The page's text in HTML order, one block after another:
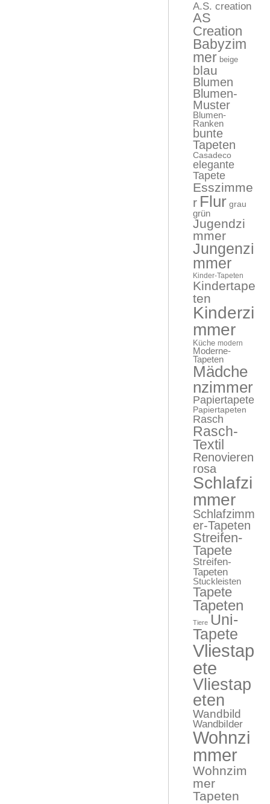
A.S. creation
AS
Creation
Babyzim
mer beige
blau
Blumen
Blumen-
Muster
Blumen-
Ranken
bunte
Tapeten
Casadeco
elegante
Tapete
Esszimme
r Flur grau
grün
Jugendzi
mmer
Jungenzi
mmer
Kinder-Tapeten
Kindertape
ten
Kinderzi
mmer
Küche modern
Moderne-
Tapeten
Mädche
nzimmer
Papiertapete
Papiertapeten
Rasch
Rasch-
Textil
Renovieren
rosa
Schlafzi
mmer
Schlafzimm
er-Tapeten
Streifen-
Tapete
Streifen-
Tapeten
Stuckleisten
Tapete
Tapeten
Tiere Uni-
Tapete
Vliestap
ete
Vliestap
eten
Wandbild
Wandbilder
Wohnzi
mmer
Wohnzim
mer
Tapeten